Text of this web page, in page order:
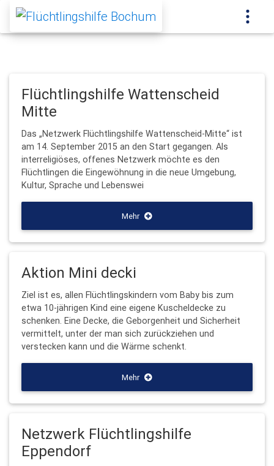
Flüchtlingshilfe Wattenscheid
Mitte
Das „Netzwerk Flüchtlingshilfe Wattenscheid-Mitte“ ist
am 14. September 2015 an den Start gegangen. Als
interreligiöses, offenes Netzwerk möchte es den
Flüchtlingen die Eingewöhnung in die neue Umgebung,
Kultur, Sprache und Lebenswei
Mehr
Aktion Mini decki
Ziel ist es, allen Flüchtlingskindern vom Baby bis zum
etwa 10-jährigen Kind eine eigene Kuscheldecke zu
schenken. Eine Decke, die Geborgenheit und Sicherheit
vermittelt, unter der man sich zurückziehen und
verstecken kann und die Wärme schenkt.
Mehr
Netzwerk Flüchtlingshilfe
Eppendorf